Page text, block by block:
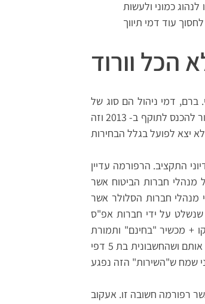
כמוני ולעשות
הכל וורוד
ברם, דמי ניהול הם סוג של
עלות חבויה ולכן אין אף הפגנה או מחאה בגללם. השינוי המדובר כעת היה אמור להכנס לתוקף ב- 2013 וזה
התקציב. הרפורמה עדיין
מנהלי חברות הביטוח אשר
מנהלי חברות הסלולר אשר
שנשלט על ידי חברות אפ"ס
300 שקלים בחודש על קו + מכשיר "בחינם" ותמורת
הזכות למרכזי שירות בהם בכל עת יכולת לבוא ולשמוע לקוחות צועקים שרימו אותם ושהחשבונית בת 5 דפי